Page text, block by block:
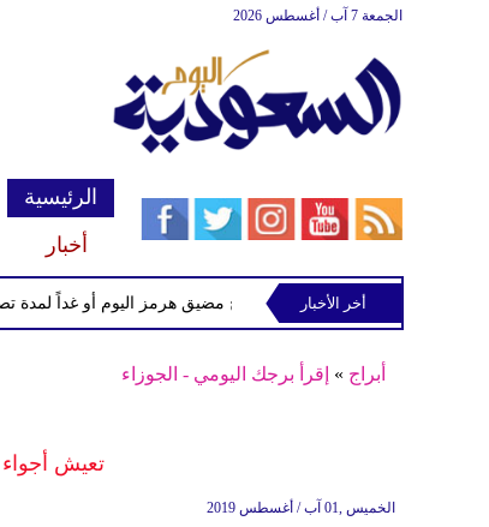
الجمعة 7 آب / أغسطس 2026
الرئيسية
أخبار
الخزانة الأمريكي يتوقع فتح مضيق هرمز اليوم أو غداً لمدة تصل إلى 60 يوماً
أخر الأخبار
أبراج » إقرأ برجك اليومي - الجوزاء
تعيش
الخميس ,01 آب / أغسطس 2019